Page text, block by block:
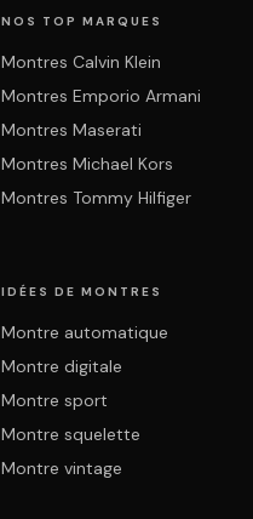
NOS TOP MARQUES
Montres Calvin Klein
Montres Emporio Armani
Montres Maserati
Montres Michael Kors
Montres Tommy Hilfiger
IDÉES DE MONTRES
Montre automatique
Montre digitale
Montre sport
Montre squelette
Montre vintage